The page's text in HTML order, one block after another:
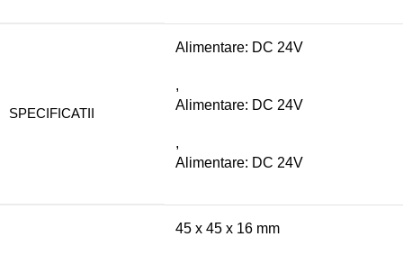
SPECIFICATII
Alimentare: DC 24V
,
Alimentare: DC 24V
,
Alimentare: DC 24V
45 x 45 x 16 mm